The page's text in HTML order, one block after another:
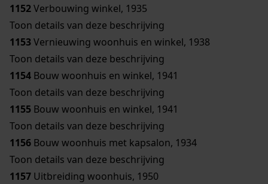
1152Verbouwing winkel, 1935
Toon details van deze beschrijving
1153Vernieuwing woonhuis en winkel, 1938
Toon details van deze beschrijving
1154 Bouw woonhuis en winkel, 1941
Toon details van deze beschrijving
1155 Bouw woonhuis en winkel, 1941
Toon details van deze beschrijving
1156 Bouw woonhuis met kapsalon, 1934
Toon details van deze beschrijving
1157 Uitbreiding woonhuis, 1950